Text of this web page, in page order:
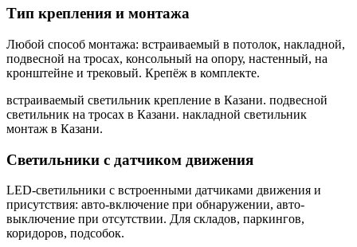
Тип крепления и монтажа
Любой способ монтажа: встраиваемый в потолок, накладной,
подвесной на тросах, консольный на опору, настенный, на
кронштейне и трековый. Крепёж в комплекте.
встраиваемый светильник крепление в Казани. подвесной
светильник на тросах в Казани. накладной светильник
монтаж в Казани.
Светильники с датчиком движения
LED-светильники с встроенными датчиками движения и
присутствия: авто-включение при обнаружении, авто-
выключение при отсутствии. Для складов, паркингов,
коридоров, подсобок.